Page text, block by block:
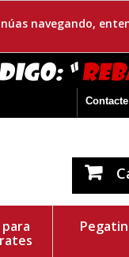
navegando,